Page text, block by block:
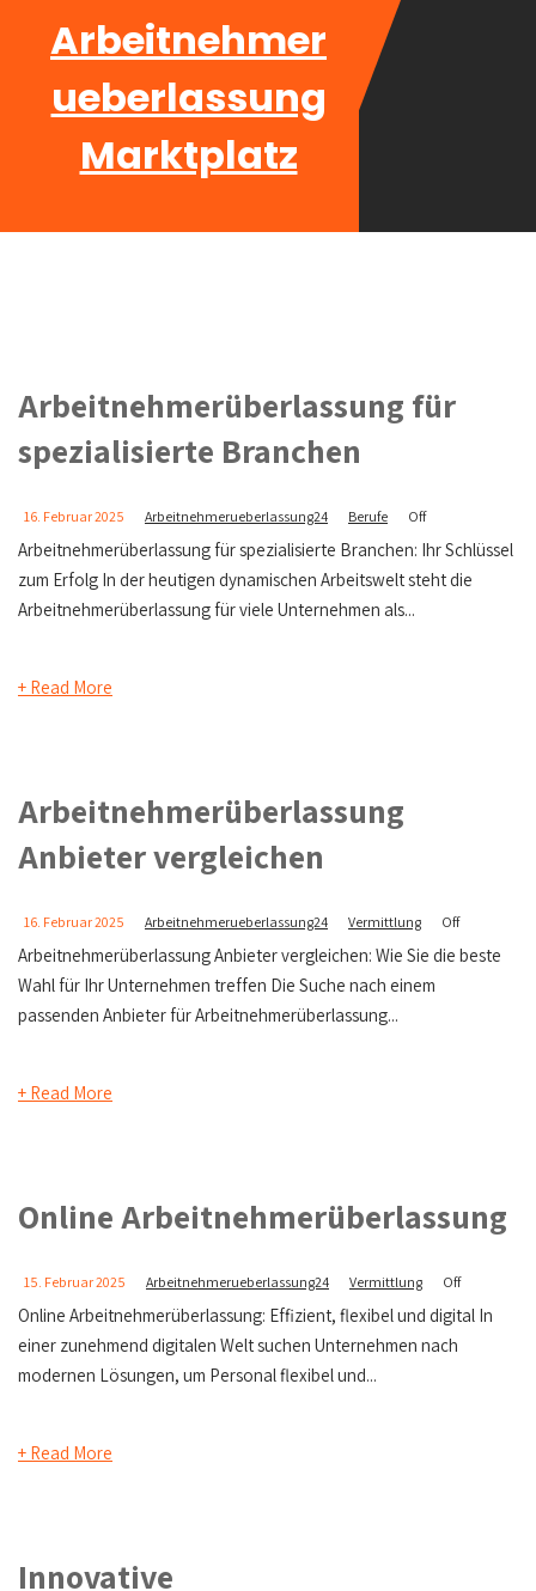
Arbeitnehmer
ueberlassung
Marktplatz
Arbeitnehmerüberlassung für
spezialisierte Branchen
16. Februar 2025 Arbeitnehmerueberlassung24 Berufe Off
Arbeitnehmerüberlassung für spezialisierte Branchen: Ihr Schlüssel
zum Erfolg In der heutigen dynamischen Arbeitswelt steht die
Arbeitnehmerüberlassung für viele Unternehmen als...
+ Read More
Arbeitnehmerüberlassung
Anbieter vergleichen
16. Februar 2025 Arbeitnehmerueberlassung24 Vermittlung Off
Arbeitnehmerüberlassung Anbieter vergleichen: Wie Sie die beste
Wahl für Ihr Unternehmen treffen Die Suche nach einem
passenden Anbieter für Arbeitnehmerüberlassung...
+ Read More
Online Arbeitnehmerüberlassung
15. Februar 2025 Arbeitnehmerueberlassung24 Vermittlung Off
Online Arbeitnehmerüberlassung: Effizient, flexibel und digital In
einer zunehmend digitalen Welt suchen Unternehmen nach
modernen Lösungen, um Personal flexibel und...
+ Read More
Innovative